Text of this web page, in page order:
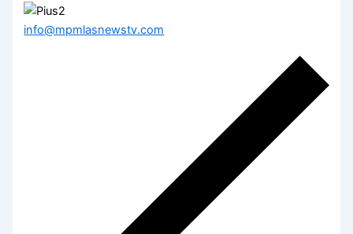
info@mpmlasnewstv.com